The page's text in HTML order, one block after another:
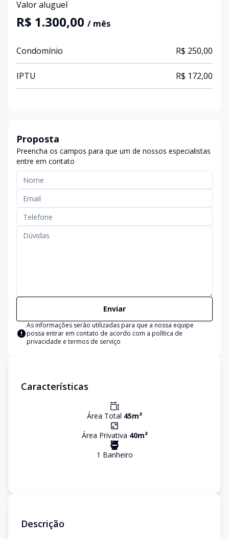
Valor aluguel
R$ 1.300,00 / mês
Condomínio R$ 250,00
IPTU R$ 172,00
Proposta
Preencha os campos para que um de nossos especialistas
entre em contato
Enviar
As informações serão utilizadas para que a nossa equipe
possa entrar em contato de acordo com a política de
privacidade e termos de serviço
Características
Área Total 45m²
Área Privativa 40m²
1 Banheiro
Descrição